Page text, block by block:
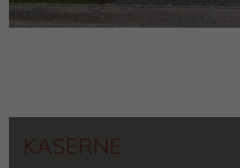
KASERNE